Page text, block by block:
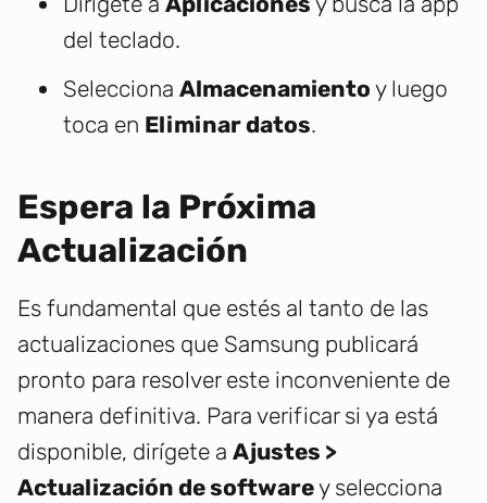
del teclado.
Selecciona Almacenamiento y luego
toca en Eliminar datos.
Espera la Próxima
Actualización
Es fundamental que estés al tanto de las
actualizaciones que Samsung publicará
pronto para resolver este inconveniente de
manera definitiva. Para verificar si ya está
disponible, dirígete a Ajustes >
Actualización de softwarey selecciona